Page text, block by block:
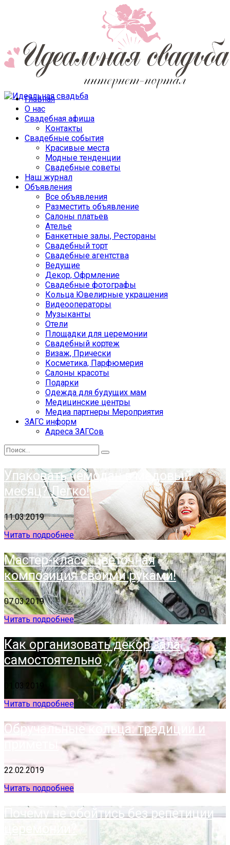
Главная
О нас
Свадебная афиша
Контакты
Свадебные события
Красивые места
Модные тенденции
Свадебные советы
Наш журнал
Объявления
Все объявления
Разместить объявление
Салоны платьев
Ателье
Банкетные залы, Рестораны
Свадебный торт
Свадебные агентства
Ведущие
Декор, Офрмление
Свадебные фотографы
Кольца Ювелирные украшения
Видеооператоры
Музыканты
Отели
Площадки для церемонии
Свадебный кортеж
Визаж, Прически
Косметика, Парфюмерия
Салоны красоты
Подарки
Одежда для будущих мам
Медицинские центры
Медиа партнеры Мероприятия
ЗАГС информ
Адреса ЗАГСов
Упаковать чемодан в медовый
месяц? Легко!
11.03.2019
Читать подробнее
Мастер-класс: цветочная
композиция своими руками!
07.03.2019
Читать подробнее
Как организовать декор зала
самостоятельно
01.03.2019
Читать подробнее
Обручальные кольца: традиции и
приметы
22.02.2019
Читать подробнее
Почему не обойтись без репетиции
церемонии?